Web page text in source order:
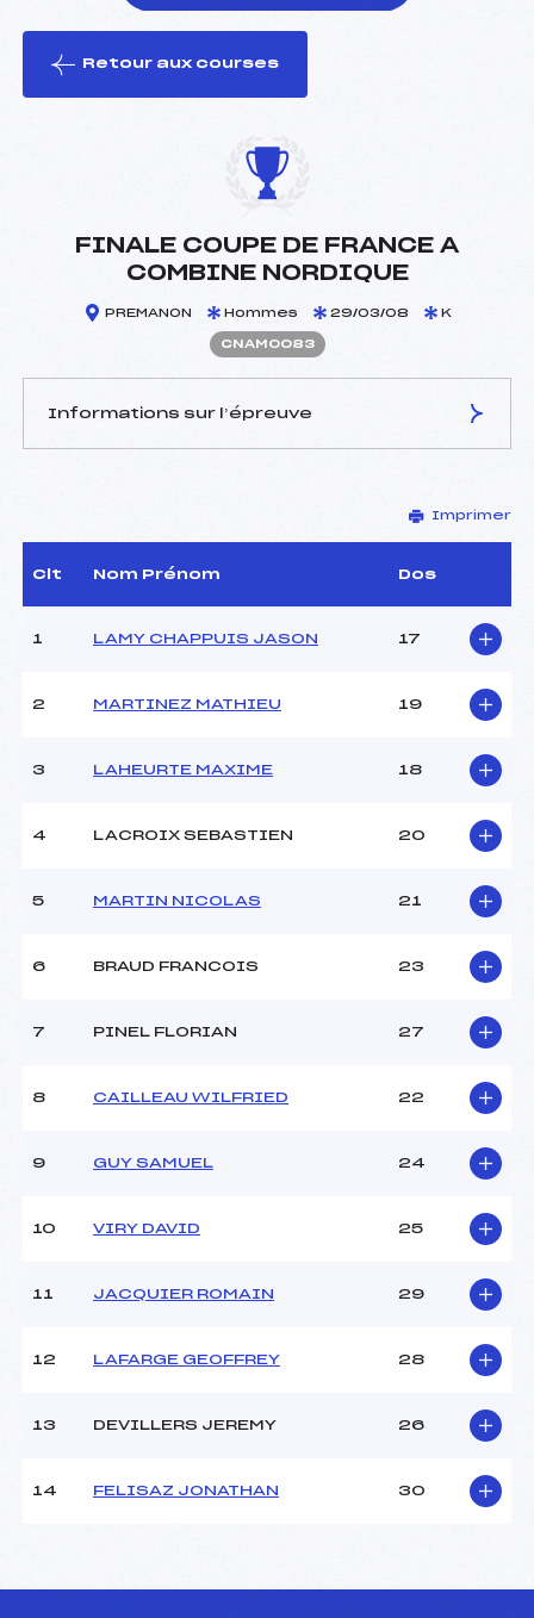
le ski
Retour aux courses
FINALE COUPE DE FRANCE A
COMBINE NORDIQUE
PREMANON Hommes 29/03/08 K
CNAM0083
Informations sur l’épreuve
MICHAUD NICOLAS (DA)
D.T Adjoint :
TRACHSEL REMY (MJ)
Dir. Epreuve :
MARCHANDISE NICOLAS
LES TUFFES
Point Haut :
135.8700
Imprimer
Clt Nom Prénom Dos
1 LAMY CHAPPUIS JASON 17
2 MARTINEZ MATHIEU 19
3 LAHEURTE MAXIME 18
4 LACROIX SEBASTIEN 20
5 MARTIN NICOLAS 21
6 BRAUD FRANCOIS 23
7 PINEL FLORIAN 27
8 CAILLEAU WILFRIED 22
9 GUY SAMUEL 24
10 VIRY DAVID 25
11 JACQUIER ROMAIN 29
12 LAFARGE GEOFFREY 28
13 DEVILLERS JEREMY 26
14 FELISAZ JONATHAN 30